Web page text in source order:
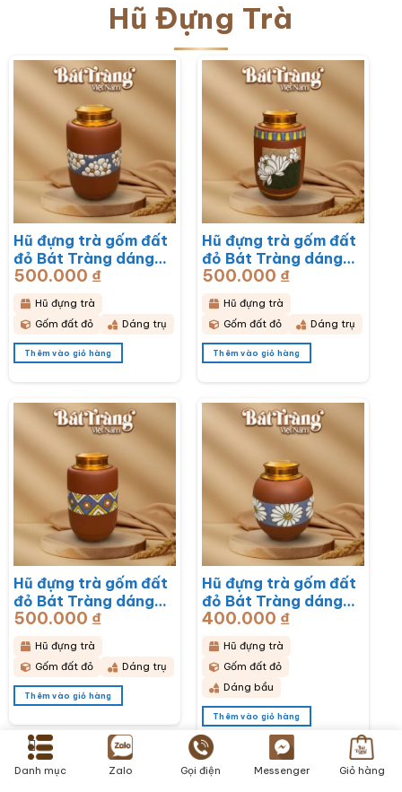
Hũ Đựng Trà
Hũ đựng trà gốm đất
đỏ Bát Tràng dáng
trụ hoạ tiết hoa mai
trắng BT-HĐT13
500.000 ₫
Hũ đựng trà
Gốm đất đỏ
Dáng trụ
Thêm vào giỏ hàng
Hũ đựng trà gốm đất
đỏ Bát Tràng dáng
trụ hoạ tiết hoa sen
BT-HĐT12
500.000 ₫
Hũ đựng trà
Gốm đất đỏ
Dáng trụ
Thêm vào giỏ hàng
Hũ đựng trà gốm đất
đỏ Bát Tràng dáng
bầu hoạ tiết thổ cẩm
BT-HĐT11
500.000 ₫
Hũ đựng trà
Gốm đất đỏ
Dáng trụ
Thêm vào giỏ hàng
Hũ đựng trà gốm đất
đỏ Bát Tràng dáng
bầu hoạ tiết hoa cúc
hoạ mi trắng BT-
HĐT10
400.000 ₫
Hũ đựng trà
Gốm đất đỏ
Dáng bầu
Thêm vào giỏ hàng
Danh mục Zalo Gọi điện Messenger Giỏ hàng